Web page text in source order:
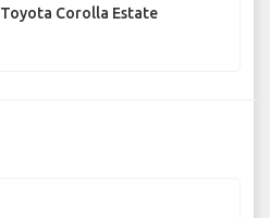
Toyota Corolla Estate